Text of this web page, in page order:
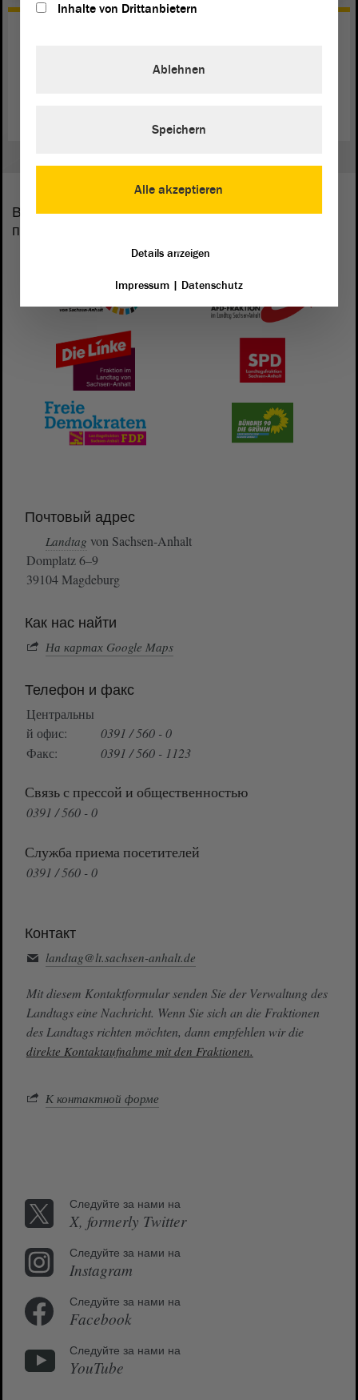
Предложение информации о ландтаге очень
В парламенте от земли Саксония-Анхальт
представлены следующие фракции:
Почтовый адрес
Landtag von Sachsen-Anhalt
Domplatz 6–9
39104 Magdeburg
Как нас найти
На картах Google Maps
Телефон и факс
Центральны
й офис:
0391 / 560 - 0
Факс:
0391 / 560 - 1123
Связь с прессой и общественностью
0391 / 560 - 0
Служба приема посетителей
0391 / 560 - 0
Контакт
landtag@lt.sachsen-anhalt.de
Mit diesem Kontaktformular senden Sie der Verwaltung des
Landtags eine Nachricht. Wenn Sie sich an die Fraktionen
des Landtags richten möchten, dann empfehlen wir die
direkte Kontaktaufnahme mit den Fraktionen.
К контактной форме
Следуйте за нами на
X, formerly Twitter
Следуйте за нами на
Instagram
Следуйте за нами на
Facebook
Следуйте за нами на
YouTube
Inhalte von Drittanbietern
Alle akzeptieren
Ablehnen
Speichern
Details anzeigen
Impressum| Datenschutz